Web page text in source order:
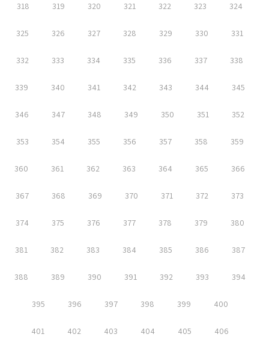
318 319 320 321 322 323 324
325 326 327 328 329 330 331
332 333 334 335 336 337 338
339 340 341 342 343 344 345
346 347 348 349 350 351 352
353 354 355 356 357 358 359
360 361 362 363 364 365 366
367 368 369 370 371 372 373
374 375 376 377 378 379 380
381 382 383 384 385 386 387
388 389 390 391 392 393 394
395 396 397 398 399 400
401 402 403 404 405 406